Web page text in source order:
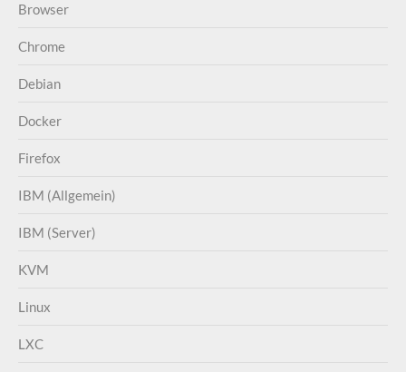
Browser
Chrome
Debian
Docker
Firefox
IBM (Allgemein)
IBM (Server)
KVM
Linux
LXC